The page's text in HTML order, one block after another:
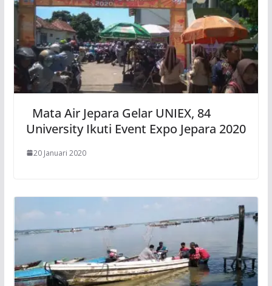
Mata Air Jepara Gelar UNIEX, 84
University Ikuti Event Expo Jepara 2020
20 Januari 2020